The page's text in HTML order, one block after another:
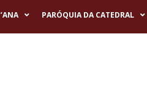
PARÓQUIA DA CATEDRAL